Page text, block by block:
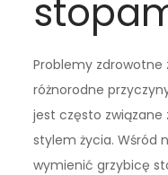
Problemy
różnorodne
jest często
stylem życia. Wśród
wymienić grzybicę